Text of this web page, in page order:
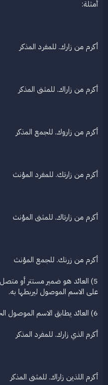
أمثلة:
أكرم من زارك. للمفرد المذكر
أكرم من زاراك. للمثنى المذكر
أكرم من زاروك. للجمع المذكر
أكرم من زارتك. للمفرد المؤنث
أكرم من زارتاك. للمثنى المؤنث
أكرم من زرنك. للجمع المؤنث
5) العائد هو ضمير مستتر أو
على الاسم الموصول ليربطها به.
6) العائد يطابق الاسم الموصول الخاص في العدد والنوع.
أكرم الذي زارك. للمفرد المذكر
أكرم اللذين زاراك. للمثنى المذكر